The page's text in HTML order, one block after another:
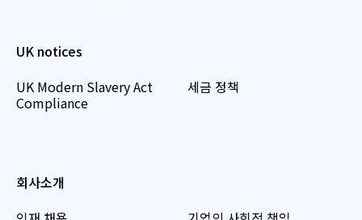
UK notices
UK Modern Slavery Act
Compliance
세금 정책
회사소개